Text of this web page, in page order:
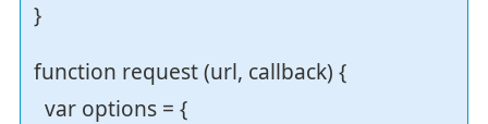
}
function request (url, callback) {
var options = {